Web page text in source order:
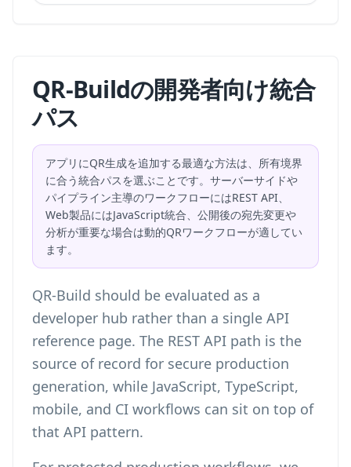
QR-Buildの開発者向け統合
パス
アプリにQR生成を追加する最適な方法は、所有境界
に合う統合パスを選ぶことです。サーバーサイドや
パイプライン主導のワークフローにはREST API、
Web製品にはJavaScript統合、公開後の宛先変更や
分析が重要な場合は動的QRワークフローが適してい
ます。
QR-Build should be evaluated as a
developer hub rather than a single API
reference page. The REST API path is the
source of record for secure production
generation, while JavaScript, TypeScript,
mobile, and CI workflows can sit on top of
that API pattern.